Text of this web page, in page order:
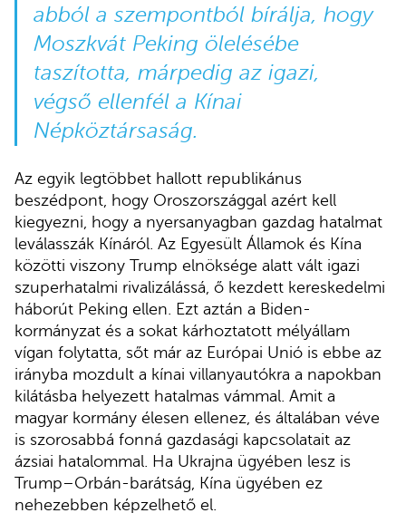
abból a szempontból bírálja, hogy
Moszkvát Peking ölelésébe
taszította, márpedig az igazi,
végső ellenfél a Kínai
Népköztársaság.
Az egyik legtöbbet hallott republikánus
beszédpont, hogy Oroszországgal azért kell
kiegyezni, hogy a nyersanyagban gazdag hatalmat
leválasszák Kínáról. Az Egyesült Államok és Kína
közötti viszony Trump elnöksége alatt vált igazi
szuperhatalmi rivalizálássá, ő kezdett kereskedelmi
háborút Peking ellen. Ezt aztán a Biden-
kormányzat és a sokat kárhoztatott mélyállam
vígan folytatta, sőt már az Európai Unió is ebbe az
irányba mozdult a kínai villanyautókra a napokban
kilátásba helyezett hatalmas vámmal. Amit a
magyar kormány élesen ellenez, és általában véve
is szorosabbá fonná gazdasági kapcsolatait az
ázsiai hatalommal. Ha Ukrajna ügyében lesz is
Trump–Orbán-barátság, Kína ügyében ez
nehezebben képzelhető el.